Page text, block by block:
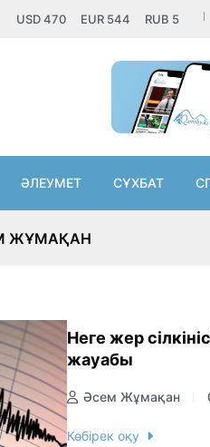
USD470 EUR 544 RUB 5
ӘЛЕУМЕТ СҰХБАТ
ЖҰМАҚАН
Неге жер
жауабы
Әсем Жұмақан
Көбірек оқу